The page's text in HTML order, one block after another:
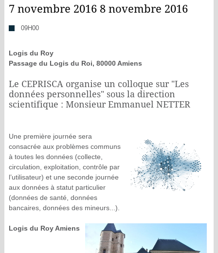
7 novembre 2016 8 novembre 2016
09H00
Logis du Roy
Passage du Logis du Roi, 80000 Amiens
Le CEPRISCA organise un colloque sur "Les
données personnelles" sous la direction
scientifique : Monsieur Emmanuel NETTER
Une première journée sera
consacrée aux problèmes communs
à toutes les données (collecte,
circulation, exploitation, contrôle par
l’utilisateur) et une seconde journée
aux données à statut particulier
(données de santé, données
bancaires, données des mineurs...).
Logis du Roy Amiens